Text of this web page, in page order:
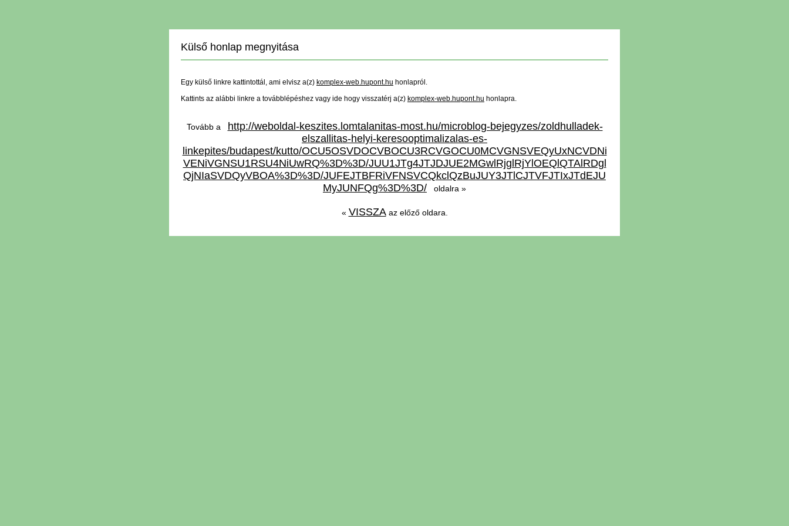
Külső honlap megnyitása
Egy külső linkre kattintottál, ami elvisz a(z) komplex-web.hupont.hu honlapról.
Kattints az alábbi linkre a továbblépéshez vagy ide hogy visszatérj a(z) komplex-web.hupont.hu honlapra.
Tovább a
http://weboldal-keszites.lomtalanitas-most.hu/microblog-bejegyzes/zoldhulladek-
elszallitas-helyi-keresooptimalizalas-es-
linkepites/budapest/kutto/OCU5OSVDOCVBOCU3RCVGOCU0MCVGNSVEQyUxNCVDNi
VENiVGNSU1RSU4NiUwRQ%3D%3D/JUU1JTg4JTJDJUE2MGwlRjglRjYlOEQlQTAlRDgl
QjNIaSVDQyVBOA%3D%3D/JUFEJTBFRiVFNSVCQkclQzBuJUY3JTlCJTVFJTIxJTdEJU
MyJUNFQg%3D%3D/ oldalra »
« VISSZAaz előző oldara.